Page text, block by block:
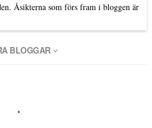
Åsikterna som förs fram i bloggen är
BLOGGAR